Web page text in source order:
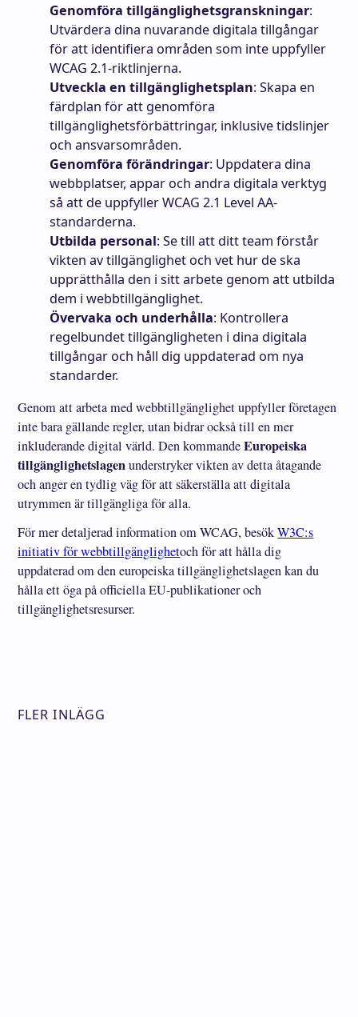
Genomföra tillgänglighetsgranskningar:
Utvärdera dina nuvarande digitala tillgångar
för att identifiera områden som inte uppfyller
WCAG 2.1-riktlinjerna.
Utveckla en tillgänglighetsplan: Skapa en
färdplan för att genomföra
tillgänglighetsförbättringar, inklusive tidslinjer
och ansvarsområden.
Genomföra förändringar: Uppdatera dina
webbplatser, appar och andra digitala verktyg
så att de uppfyller WCAG 2.1 Level AA-
standarderna.
Utbilda personal: Se till att ditt team förstår
vikten av tillgänglighet och vet hur de ska
upprätthålla den i sitt arbete genom att utbilda
dem i webbtillgänglighet.
Övervaka och underhålla: Kontrollera
regelbundet tillgängligheten i dina digitala
tillgångar och håll dig uppdaterad om nya
standarder.
Genom att arbeta med webbtillgänglighet uppfyller företagen
inte bara gällande regler, utan bidrar också till en mer
inkluderande digital värld. Den kommandeEuropeiska
tillgänglighetslagenunderstryker vikten av detta åtagande
och anger en tydlig väg för att säkerställa att digitala
utrymmen är tillgängliga för alla.
För mer detaljerad information om WCAG, besökW3C:s
initiativ för webbtillgänglighetoch för att hålla dig
uppdaterad om den europeiska tillgänglighetslagen kan du
hålla ett öga på officiella EU-publikationer och
tillgänglighetsresurser.
FLER INLÄGG